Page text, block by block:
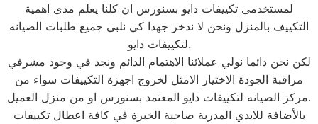
لمستخدمى تكييفات دايو بسنورس ان كلنا يعلم مدى اهمية
التكييف بالمنزل ونحن لا ندخر جهدا كي نلبي جميع طلبات الصيانه
لتكييفات دايو.
لكن نحن دائما نولي عملائنا الاهتمام الدائم ونجد في وجود مشرفي
مراقبة الجودة الاختيار الامثل لخروج اجهزة التكييفات سواء من
مركز الصيانه لتكييفات دايو المعتمد بسنورس او من منزل العميل.
بالأضافة للايدي المدربة صاحبة الخبرة في كافة اعطال تكييفات